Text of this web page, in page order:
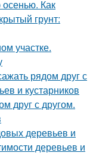
осенью. Как
грунт:
участке.
рядом друг с
и кустарников
друг с другом.
деревьев и
деревьев и